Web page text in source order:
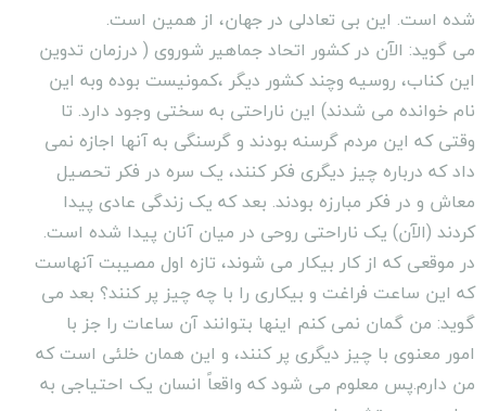
شده است. این بى تعادلى در جهان، از همین است.
مى گوید: الآن در کشور اتحاد جماهیر شوروى ( درزمان تدوین
این کناب، روسیه وچند کشور دیگر ،کمونیست بوده وبه این
نام خوانده می شدند) این ناراحتى به سختى وجود دارد. تا
وقتى که این مردم گرسنه بودند و گرسنگى به آنها اجازه نمى
داد که درباره چیز دیگرى فکر کنند، یک سره در فکر تحصیل
معاش و در فکر مبارزه بودند. بعد که یک زندگى عادى پیدا
کردند (الآن) یک ناراحتى روحى در میان آنان پیدا شده است.
در موقعى که از کار بیکار مى شوند، تازه اول مصیبت آنهاست
که این ساعت فراغت و بیکارى را با چه چیز پر کنند؟ بعد مى
گوید: من گمان نمى کنم اینها بتوانند آن ساعات را جز با
امور معنوى با چیز دیگرى پر کنند، و این همان خلئى است که
من دارم.پس معلوم مى شود که واقعاً انسان یک احتیاجى به